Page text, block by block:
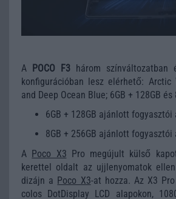
A POCO F3 három színváltozatban
konfigurációban lesz elérhető: Arctic
and Deep Ocean Blue; 6GB + 128GB és
6GB + 128GB ajánlott fogyasztói
8GB + 256GB ajánlott fogyasztói
A Poco X3 Pro megújult külső
kerettel oldalt az ujjlenyomatok
dizájn a Poco X3-at hozza. Az X3
colos DotDisplay LCD alapokon,